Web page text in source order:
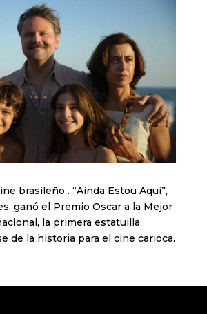
brasileño . “Ainda Estou Aqui”,
ganó el Premio Oscar a la Mejor
la primera estatuilla
de la historia para el cine carioca.